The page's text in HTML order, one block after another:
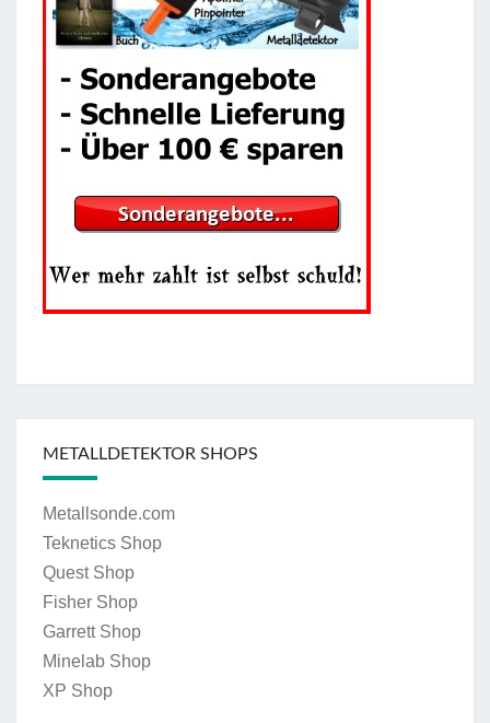
METALLDETEKTOR SHOPS
Metallsonde.com
Teknetics Shop
Quest Shop
Fisher Shop
Garrett Shop
Minelab Shop
XP Shop